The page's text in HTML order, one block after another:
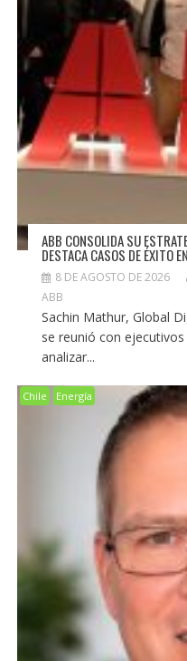
ABB CONSOLIDA SU
DESTACA CASOS DE ÉXITO
8 DE AGOSTO DE 2026
ABB
Sachin Mathur, Global
se reunió con
analizar...
Chile Energía